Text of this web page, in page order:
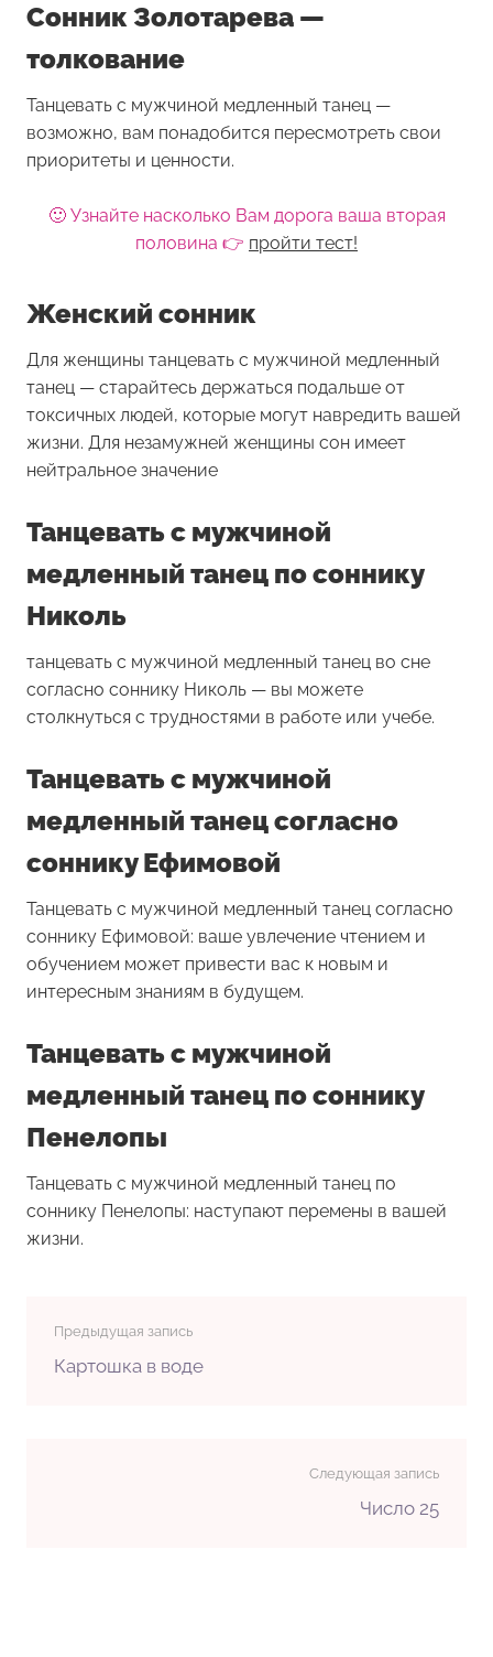
Сонник Золотарева —
толкование
Танцевать с мужчиной медленный танец —
возможно, вам понадобится пересмотреть свои
приоритеты и ценности.
🙂 Узнайте насколько Вам дорога ваша вторая
половина 👉 пройти тест!
Женский сонник
Для женщины танцевать с мужчиной медленный
танец — старайтесь держаться подальше от
токсичных людей, которые могут навредить вашей
жизни. Для незамужней женщины сон имеет
нейтральное значение
Танцевать с мужчиной
медленный танец по соннику
Николь
танцевать с мужчиной медленный танец во сне
согласно соннику Николь — вы можете
столкнуться с трудностями в работе или учебе.
Танцевать с мужчиной
медленный танец согласно
соннику Ефимовой
Танцевать с мужчиной медленный танец согласно
соннику Ефимовой: ваше увлечение чтением и
обучением может привести вас к новым и
интересным знаниям в будущем.
Танцевать с мужчиной
медленный танец по соннику
Пенелопы
Танцевать с мужчиной медленный танец по
соннику Пенелопы: наступают перемены в вашей
жизни.
Предыдущая запись
Картошка в воде
Следующая запись
Число 25